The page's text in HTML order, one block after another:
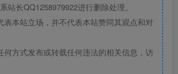
站长QQ1258979922进行删除处理。
表本站立场，并不代表本站赞同其观点和对
何方式发布或转载任何违法的相关信息，访